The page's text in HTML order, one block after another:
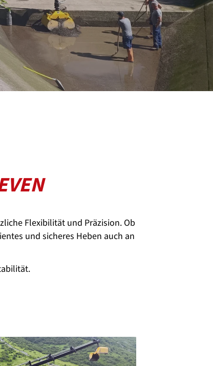
Flexibilität und Präzision. Ob
und sicheres Heben auch an